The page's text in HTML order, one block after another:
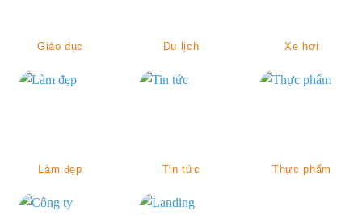
Giáo dục Du lịch Xe hơi
Làm đẹp Tin tức Thực phẩm